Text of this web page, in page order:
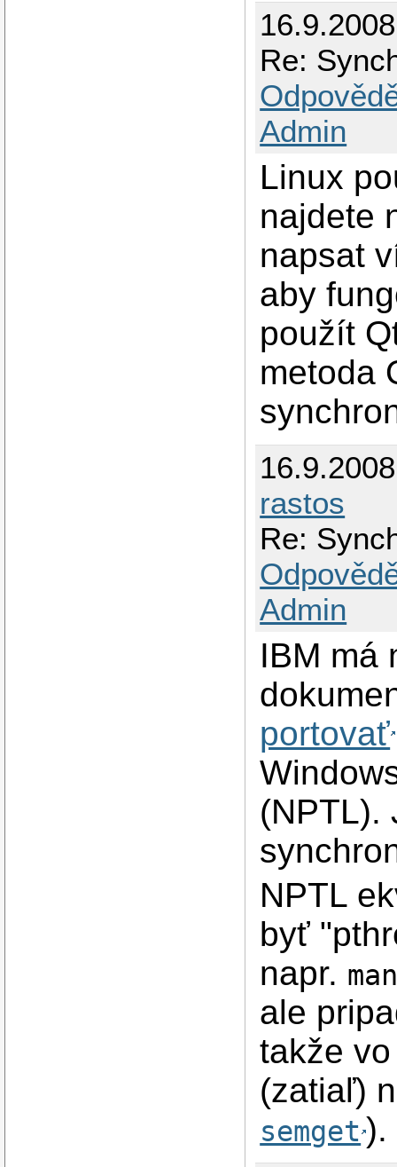
Re:
Admin
Linux
najdete
napsat
aby
použít
metoda
rastos
Re:
Admin
IBM má
portovať
(NPTL).
NPTL
byť
napr.
ale
takže
(zatiaľ)
semget ).